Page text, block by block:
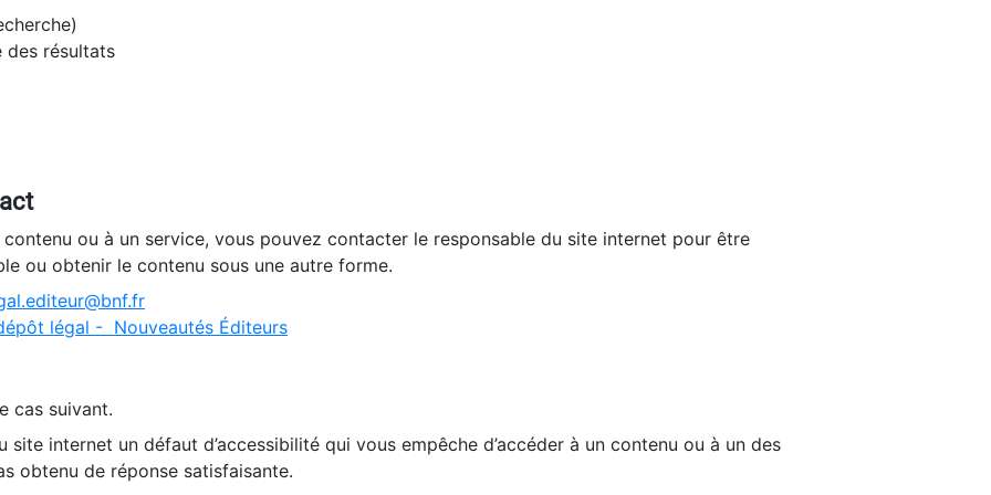
des résultats
contenu ou à un service, vous pouvez contacter le responsable du site internet pour être
ou obtenir le contenu sous une autre forme.
légal - Nouveautés Éditeurs
cas suivant.
site internet un défaut d’accessibilité qui vous empêche d’accéder à un contenu ou à un des
obtenu de réponse satisfaisante.